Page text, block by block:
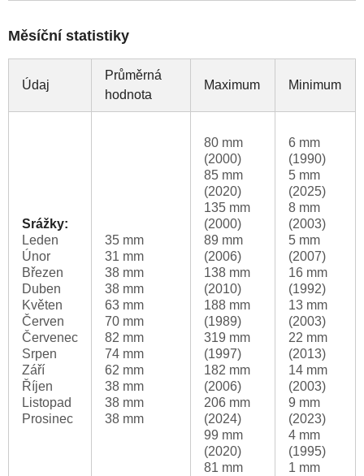
Měsíční statistiky
Údaj
Průměrná
hodnota
Maximum Minimum
Srážky:
Leden
Únor
Březen
Duben
Květen
Červen
Červenec
Srpen
Září
Říjen
Listopad
Prosinec
35 mm
31 mm
38 mm
38 mm
63 mm
70 mm
82 mm
74 mm
62 mm
38 mm
38 mm
38 mm
80 mm
(2000)
85 mm
(2020)
135 mm
(2000)
89 mm
(2006)
138 mm
(2010)
188 mm
(1989)
319 mm
(1997)
182 mm
(2006)
206 mm
(2024)
99 mm
(2020)
81 mm
6 mm
(1990)
5 mm
(2025)
8 mm
(2003)
5 mm
(2007)
16 mm
(1992)
13 mm
(2003)
22 mm
(2013)
14 mm
(2003)
9 mm
(2023)
4 mm
(1995)
1 mm